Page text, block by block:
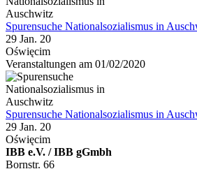
Spurensuche Nationalsozialismus in
29 Jan. 20
Oświęcim
Veranstaltungen am 01/02/2020
Spurensuche Nationalsozialismus in
29 Jan. 20
Oświęcim
IBB e.V. / IBB gGmbh
Bornstr. 66